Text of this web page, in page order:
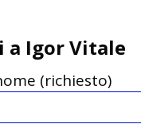
a Igor Vitale
(richiesto)